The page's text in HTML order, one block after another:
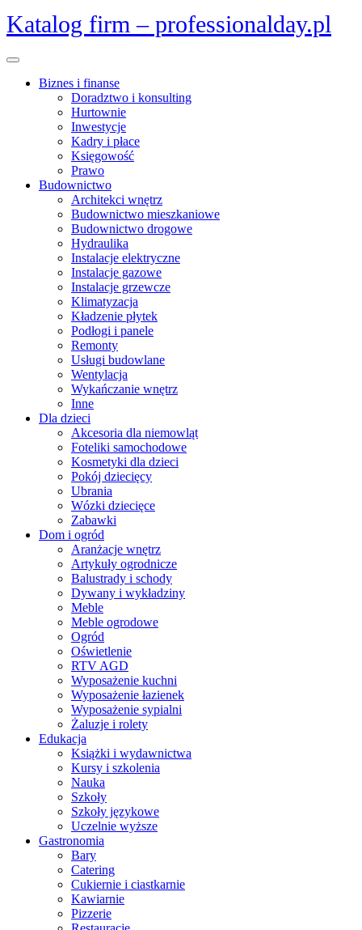
Skip
to
Katalog firm – professionalday.pl
Open
Biznes i finanse
Doradztwo i konsulting
Hurtownie
Inwestycje
Kadry i płace
Księgowość
Prawo
Budownictwo
Architekci wnętrz
Budownictwo mieszkaniowe
Budownictwo drogowe
Hydraulika
Instalacje elektryczne
Instalacje gazowe
Instalacje grzewcze
Klimatyzacja
Kładzenie płytek
Podłogi i panele
Remonty
Usługi budowlane
Wentylacja
Wykańczanie wnętrz
Inne
Dla dzieci
Akcesoria dla niemowląt
Foteliki samochodowe
Kosmetyki dla dzieci
Pokój dziecięcy
Ubrania
Wózki dziecięce
Zabawki
Dom i ogród
Aranżacje wnętrz
Artykuły ogrodnicze
Balustrady i schody
Dywany i wykładziny
Meble
Meble ogrodowe
Ogród
Oświetlenie
RTV AGD
Wyposażenie kuchni
Wyposażenie łazienek
Wyposażenie sypialni
Żaluzje i rolety
Edukacja
Książki i wydawnictwa
Kursy i szkolenia
Nauka
Szkoły
Szkoły językowe
Uczelnie wyższe
Gastronomia
Bary
Catering
Cukiernie i ciastkarnie
Kawiarnie
Pizzerie